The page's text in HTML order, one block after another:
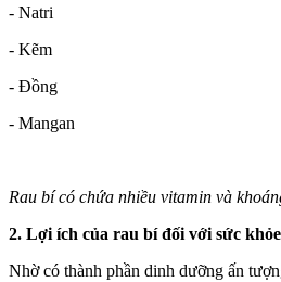
- Natri
- Kẽm
- Đồng
- Mangan
Rau bí có chứa nhiều vitamin và
2. Lợi ích của rau bí đối với sức khỏe
Nhờ có thành phần dinh dưỡng ấn